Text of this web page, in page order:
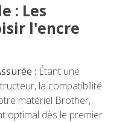
: Les
l'encre
: Étant une
la compatibilité
matériel Brother,
optimal dès le premier